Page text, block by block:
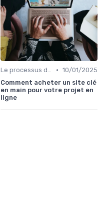
Le processus d'acquisition • 10/01/2025
Comment acheter un site clé
en main pour votre projet en
ligne